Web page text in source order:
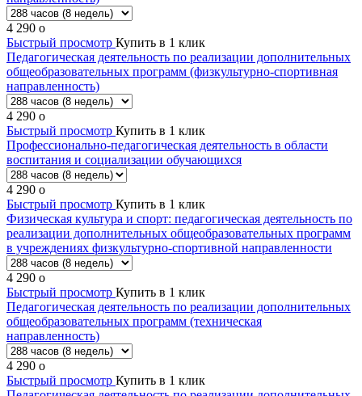
4 290 o
Быстрый просмотр Купить в 1 клик
Педагогическая деятельность по реализации дополнительных
общеобразовательных программ (физкультурно-спортивная
направленность)
4 290 o
Быстрый просмотр Купить в 1 клик
Профессионально-педагогическая деятельность в области
воспитания и социализации обучающихся
4 290 o
Быстрый просмотр Купить в 1 клик
Физическая культура и спорт: педагогическая деятельность по
реализации дополнительных общеобразовательных программ
в учреждениях физкультурно-спортивной направленности
4 290 o
Быстрый просмотр Купить в 1 клик
Педагогическая деятельность по реализации дополнительных
общеобразовательных программ (техническая
направленность)
4 290 o
Быстрый просмотр Купить в 1 клик